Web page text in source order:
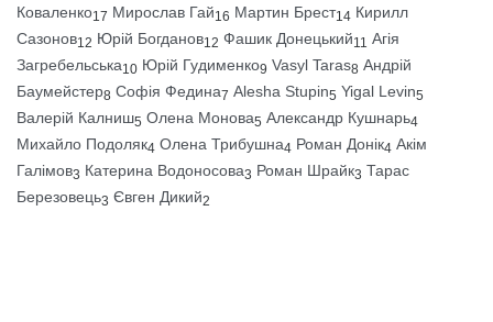
Коваленко17 Мирослав Гай16 Мартин Брест14 Кирилл
Сазонов12 Юрій Богданов12 Фашик Донецький11 Агія
Загребельська10 Юрій Гудименко9 Vasyl Taras8 Андрій
Баумейстер8 Софія Федина7 Alesha Stupin5 Yigal Levin5
Валерій Калниш5 Олена Монова5 Александр Кушнарь4
Михайло Подоляк4 Олена Трибушна4 Роман Донік4 Акім
Галімов3 Катерина Водоносова3 Роман Шрайк3 Тарас
Березовець3 Євген Дикий2